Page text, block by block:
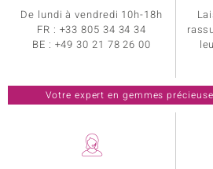
De lundi à vendredi 10h-18h
FR : +33 805 34 34 34
BE : +49 30 21 78 26 00
Votre expert en gemmes